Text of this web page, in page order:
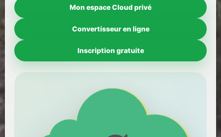
Mon espace Cloud privé
Convertisseur en ligne
Inscription gratuite